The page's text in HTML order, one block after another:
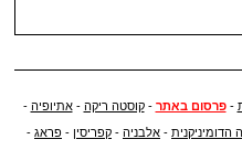
-פרסום באתר -קוסטה ריקה -אתיופיה -
הדומיניקנית - אלבניה - קפריסין - פראג -